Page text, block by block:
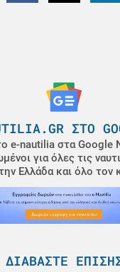
ΣΤΟ
e-nautilia στα Google
για όλες τις
Ελλάδα και όλο τον
ΔΙΑΒΆΣΤΕ